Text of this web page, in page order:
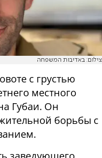
צילום: באדיבות המשפחה
с грустью
местного
Губаи. Он
борьбы с